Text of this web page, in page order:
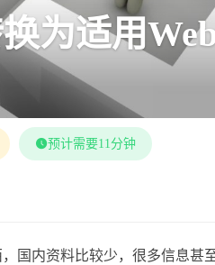
为适用
预计需要11分钟
国内资料比较少，很多信息甚